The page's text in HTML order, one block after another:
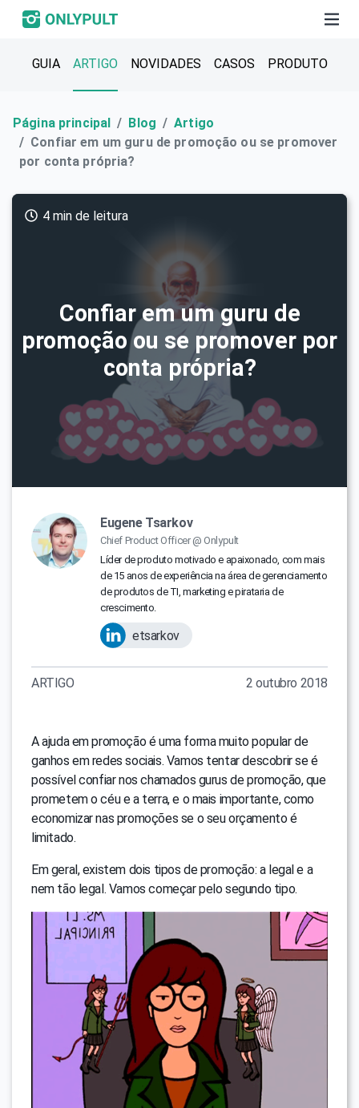
GUIA ARTIGO NOVIDADES CASOS PRODUTO
Página principal Blog
Artigo
Confiar em um guru de promoção ou se promover
por conta própria?
Confiar em um guru de
promoção ou se promover por
conta própria?
4 min de leitura
Eugene Tsarkov
Chief Product Officer @ Onlypult
Líder de produto motivado e apaixonado, com mais
de 15 anos de experiência na área de gerenciamento
de produtos de TI, marketing e pirataria de
crescimento.
etsarkov
ARTIGO 2 outubro 2018
A ajuda em promoção é uma forma muito popular de
ganhos em redes sociais. Vamos tentar descobrir se é
possível confiar nos chamados gurus de promoção, que
prometem o céu e a terra, e o mais importante, como
economizar nas promoções se o seu orçamento é
limitado.
Em geral, existem dois tipos de promoção: a legal e a
nem tão legal. Vamos começar pelo segundo tipo.